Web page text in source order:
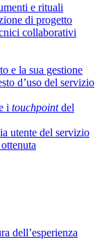
e rituali
di progetto
collaborativi
e la sua gestione
d’uso del servizio
i touchpointdel
utente del servizio
dell’esperienza